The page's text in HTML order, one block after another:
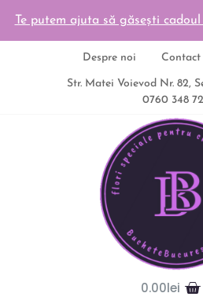
Te putem ajuta să găsești
Despre noi Contact
Str. Matei Voievod Nr. 82,
0760 348
0.00lei